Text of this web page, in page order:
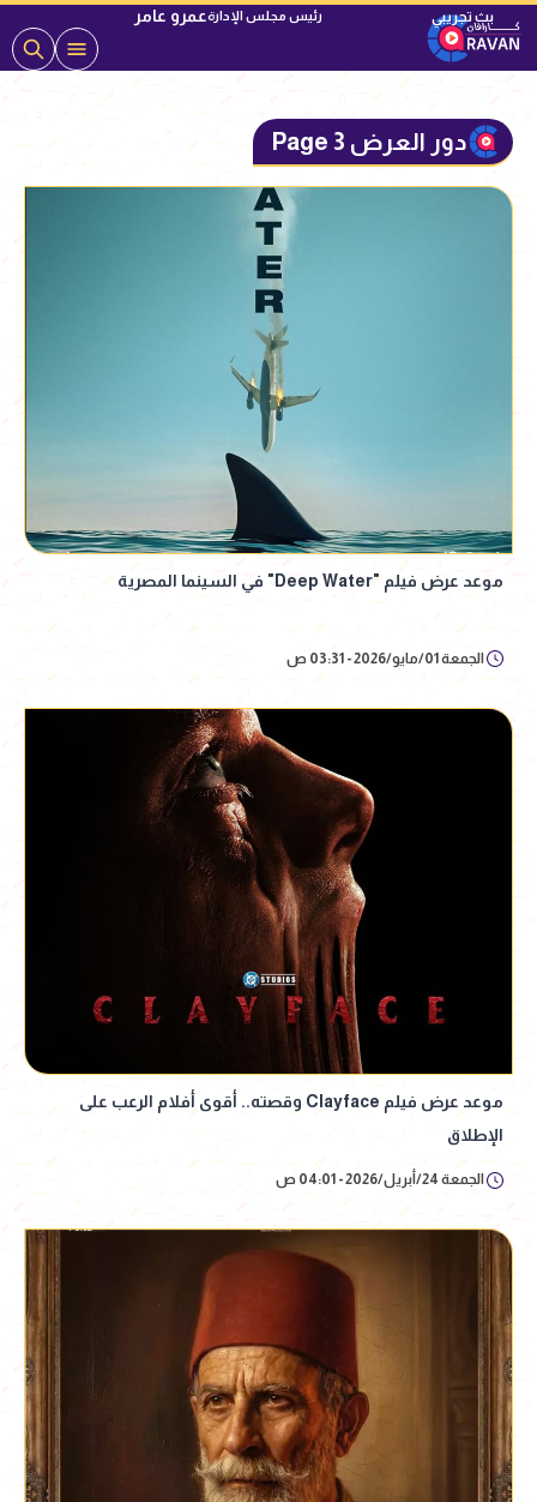
رئيس مجلس الإدارةعمرو عامر
دور العرض Page 3
موعد عرض فيلم "Deep Water" في السينما المصرية
الجمعة 01/مايو/2026 - 03:31 ص
موعد عرض فيلم Clayface وقصته.. أقوى أفلام الرعب على
الإطلاق
الجمعة 24/أبريل/2026 - 04:01 ص